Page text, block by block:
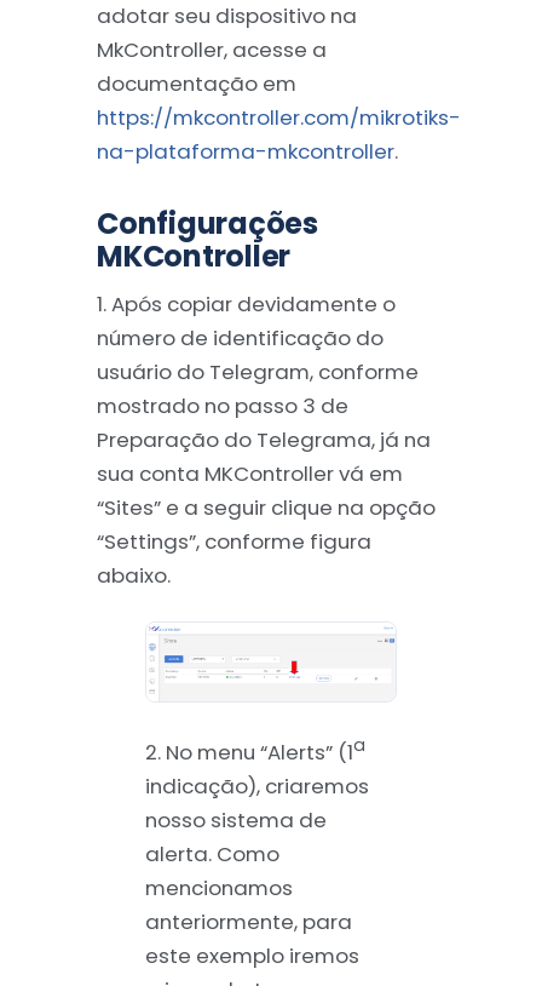
adotar seu dispositivo na
MkController, acesse a
documentação em
https://mkcontroller.com/mikrotiks-
na-plataforma-mkcontroller.
Configurações
MKController
1. Após copiar devidamente o
número de identificação do
usuário do Telegram, conforme
mostrado no passo 3 de
Preparação do Telegrama, já na
sua conta MKController vá em
“Sites” e a seguir clique na opção
“Settings”, conforme figura
abaixo.
2. No menu “Alerts” (1a
indicação), criaremos
nosso sistema de
alerta. Como
mencionamos
anteriormente, para
este exemplo iremos